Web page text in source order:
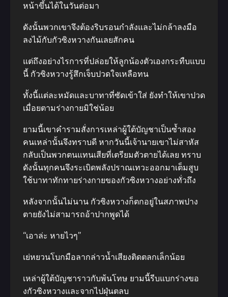
หน้าขึ้นได้ในวันต่อมา
ดังนั้นพวกเขาจึงต้องริบรอนกำลังและไม่กล้าลงมือ
ลงไม้กับกัวซิงหวางกันเลยสักคน
แต่ถึงอย่างไรการที่ปล่อยให้ลูกน้องตัวเองกระทืบแบบ
นี้ กัวซิงหวางรู้สึกเจ็บปวดใจเหลือทน
ทั้งนี้แต่ละหมัดและบาทาที่ซัดเข้าใส่ ยังทำให้เขาปวด
เมื่อยตามร่างกายมิใช่น้อย
ยามนี้เขาคำรามสั่งการเหล่าผู้ใต้บัญชาเป็นซ้ำสอง
คนเหล่านั้นจึงทราบดี หากวันนี้เจ้านายเขาไม่สาหัส
กลับเป็นพวกตนแทนเสียที่เตรียมตัวตายได้เลย ทราบ
ดังนั้นทุกคนจึงระเบิดพลังปราณเทวะออกมาเต็มสูบ
ใช้บาทาทักทายร่างกายของกัวซิงหวางอย่างทั่วถึง
หลังจากนั้นไม่นาน กัวซิงหวางก็ตกอยู่ในสภาพปาง
ตายยังไม่สามารถอ้าปากพูดได้
“เอาล่ะ หายไวๆ”
เย่หยวนโบกมือลากล่าวน้ำเสียงติดตลกเล็กน้อย
เหล่าผู้ใต้บัญชาราวกับพ้นโทษ ยามนี้รีบแบกร่างขอ
งกัวซิงหวางและจากไปฝุ่นตลบ